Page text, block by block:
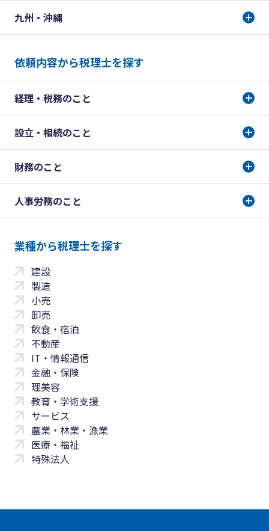
九州・沖縄
依頼内容から税理士を探す
経理・税務のこと
設立・相続のこと
財務のこと
人事労務のこと
業種から税理士を探す
建設
製造
小売
卸売
飲食・宿泊
不動産
IT・情報通信
金融・保険
理美容
教育・学術支援
サービス
農業・林業・漁業
医療・福祉
特殊法人